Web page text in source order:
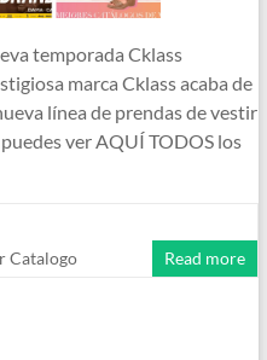
temporada Cklass
marca Cklass acaba de
línea de prendas de vestir
ver AQUÍ TODOS los
Catalogo Read more